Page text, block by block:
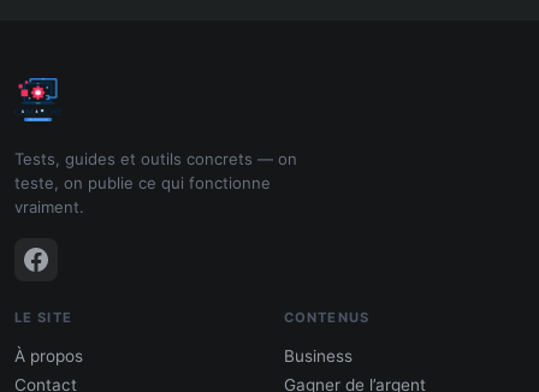
Tests, guides et outils concrets — on
teste, on publie ce qui fonctionne
vraiment.
LE SITE
À propos
Contact
CONTENUS
Business
Gagner de l’argent